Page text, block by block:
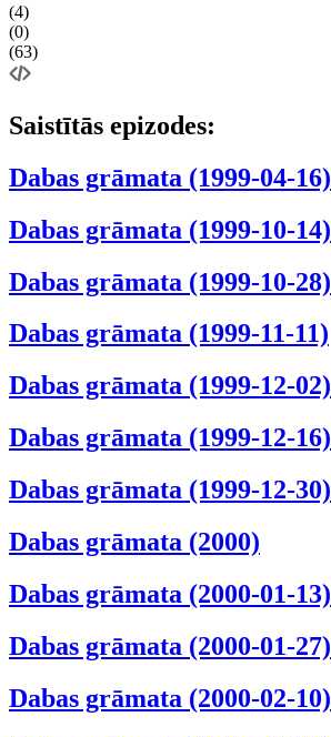
(4)
(0)
(63)
Saistītās epizodes:
Dabas grāmata (1999-04-16)
Dabas grāmata (1999-10-14)
Dabas grāmata (1999-10-28)
Dabas grāmata (1999-11-11)
Dabas grāmata (1999-12-02)
Dabas grāmata (1999-12-16)
Dabas grāmata (1999-12-30)
Dabas grāmata (2000)
Dabas grāmata (2000-01-13)
Dabas grāmata (2000-01-27)
Dabas grāmata (2000-02-10)